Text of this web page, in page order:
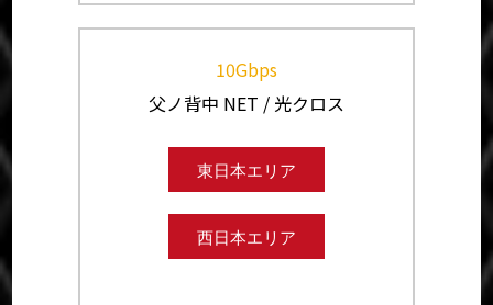
10Gbps
父ノ背中 NET / 光クロス
東日本エリア
西日本エリア